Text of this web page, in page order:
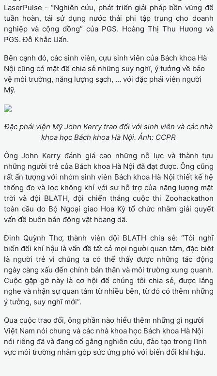
LaserPulse - “Nghiên cứu, phát triển giải pháp bền vững để
tuần hoàn, tái sử dụng nước thải phi tập trung cho doanh
nghiệp và cộng đồng” của PGS. Hoàng Thị Thu Hương và
PGS. Đỗ Khắc Uẩn.
Bên cạnh đó, các sinh viên, cựu sinh viên của Bách khoa Hà
Nội cũng có mặt để chia sẻ những suy nghĩ, ý tưởng về bảo
vệ môi trường, năng lượng sạch, … với đặc phái viên người
Mỹ.
Đặc phái viện Mỹ John Kerry trao đổi với sinh viên và các nhà
khoa học Bách khoa Hà Nội. Ảnh: CCPR
Ông John Kerry đánh giá cao những nỗ lực và thành tựu
những người trẻ của Bách khoa Hà Nội đã đạt được. Ông cũng
rất ấn tượng với nhóm sinh viên Bách khoa Hà Nội thiết kế hệ
thống đo và lọc không khí với sự hỗ trợ của năng lượng mặt
trời và đội BLATH, đội chiến thắng cuộc thi Zoohackathon
toàn cầu do Bộ Ngoại giao Hoa Kỳ tổ chức nhằm giải quyết
vấn đề buôn bán động vật hoang dã.
Đinh Quỳnh Thơ, thành viên đội BLATH chia sẻ: “Tôi nghĩ
biến đổi khí hậu là vấn đề tất cả mọi người quan tâm, đặc biệt
là người trẻ vì chúng ta có thể thấy được những tác động
ngày càng xấu đến chính bản thân và môi trường xung quanh.
Cuộc gặp gỡ này là cơ hội để chúng tôi chia sẻ, được lắng
nghe và nhận sự quan tâm từ nhiều bên, từ đó có thêm những
ý tưởng, suy nghĩ mới”.
Qua cuộc trao đổi, ông phần nào hiểu thêm những gì người
Việt Nam nói chung và các nhà khoa học Bách khoa Hà Nội
nói riêng đã và đang cố gắng nghiên cứu, đào tạo trong lĩnh
vực môi trường nhằm góp sức ứng phó với biến đổi khí hậu.